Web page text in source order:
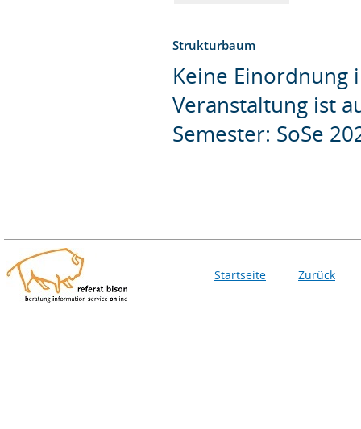
Strukturbaum
Keine Einordnung
Veranstaltung ist
Semester: SoSe
Startseite Zurück